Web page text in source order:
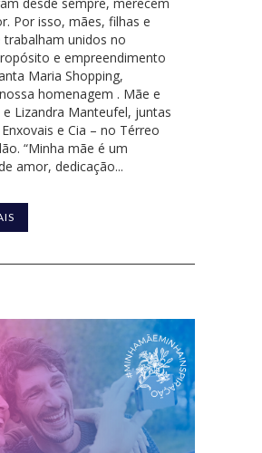
Por isso, mães, filhas e
trabalham unidos no
e empreendimento
Maria Shopping,
homenagem . Mãe e
e Lizandra Manteufel, juntas
e Cia – no Térreo
“Minha mãe é um
amor, dedicação...